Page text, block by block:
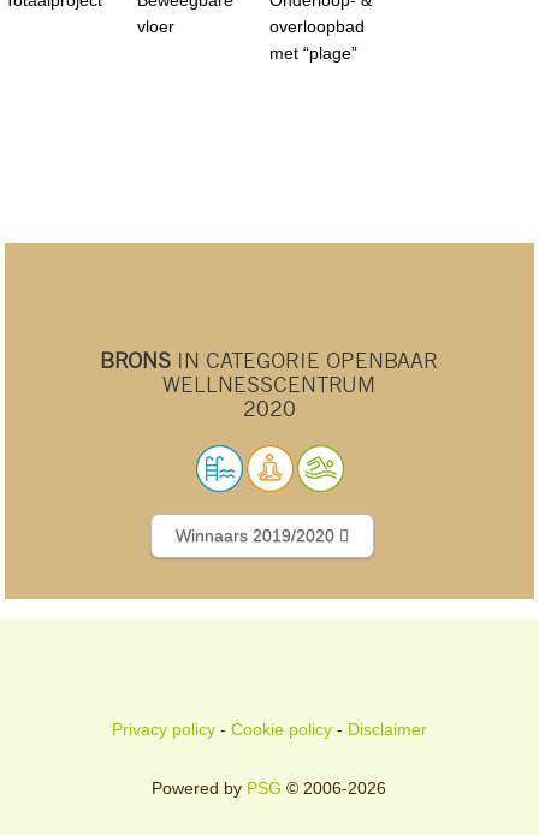
vloer
overloopbad
met “plage”
BRONS IN CATEGORIE OPENBAAR
WELLNESSCENTRUM
2020
Winnaars 2019/2020
Privacy policy- Cookie policy- Disclaimer
Powered by PSG © 2006-2026